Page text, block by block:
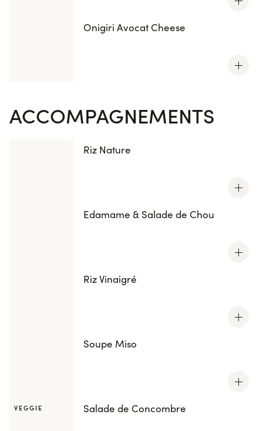
Onigiri Avocat Cheese
ACCOMPAGNEMENTS
Riz Nature
Edamame & Salade de Chou
Riz Vinaigré
Soupe Miso
VEGGIE Salade de Concombre